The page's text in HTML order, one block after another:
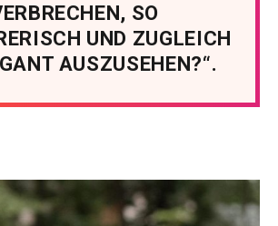
SO
UND ZUGLEICH
AUSZUSEHEN?“.